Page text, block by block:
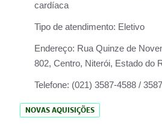
cardíaca
Tipo de atendimento: Eletivo
Endereço: Rua Quinze de
802, Centro, Niterói, Estado do
Telefone: (021) 3587-4588 /
NOVAS AQUISIÇÕES